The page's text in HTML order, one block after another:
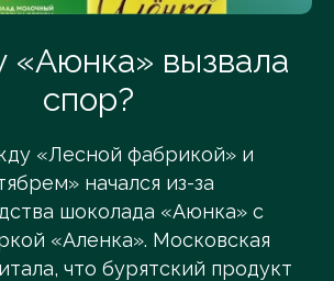
«Аюнка» вызвала
спор?
«Лесной фабрикой» и
начался из-за
шоколада «Аюнка» с
«Аленка». Московская
что бурятский продукт